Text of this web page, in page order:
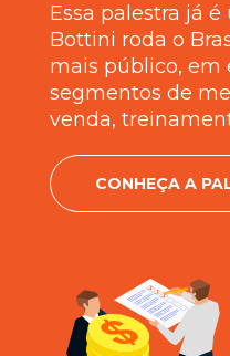
Essa palestra já
Bottini roda o
mais público, em
segmentos de
venda,
CONHEÇA A